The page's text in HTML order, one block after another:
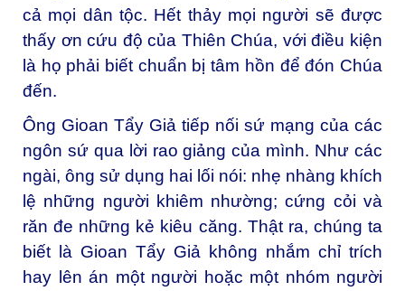
cả mọi dân tộc. Hết thảy mọi người sẽ được
thấy ơn cứu độ của Thiên Chúa, với điều kiện
là họ phải biết chuẩn bị tâm hồn để đón Chúa
đến.
Ông Gioan Tẩy Giả tiếp nối sứ mạng của các
ngôn sứ qua lời rao giảng của mình. Như các
ngài, ông sử dụng hai lối nói: nhẹ nhàng khích
lệ những người khiêm nhường; cứng cỏi và
răn đe những kẻ kiêu căng. Thật ra, chúng ta
biết là Gioan Tẩy Giả không nhắm chỉ trích
hay lên án một người hoặc một nhóm người